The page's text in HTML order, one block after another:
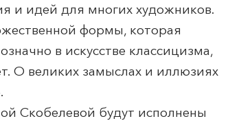
и идей для многих художников.
формы, которая
в искусстве классицизма,
О великих замыслах и иллюзиях
Скобелевой будут исполнены